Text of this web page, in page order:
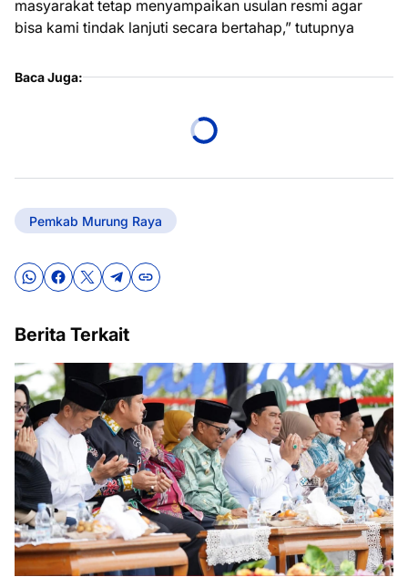
masyarakat tetap menyampaikan usulan resmi agar
bisa kami tindak lanjuti secara bertahap,” tutupnya
Baca Juga:
Pemkab Murung Raya
Berita Terkait